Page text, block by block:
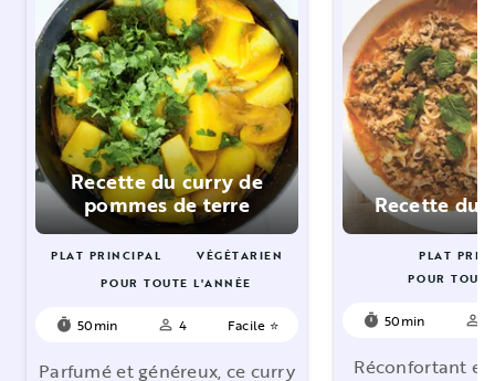
Recette du curry de
pommes de terre
PLAT PRINCIPAL
VÉGÉTARIEN
POUR TOUTE L'ANNÉE
timer 50min person_outline 4 Facile ⭐
Parfumé et généreux, ce curry
Recette du
PLAT
POUR
timer 50min person_outline
Réconfortant et